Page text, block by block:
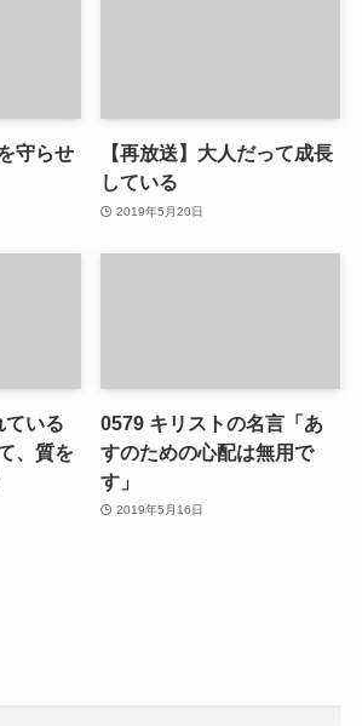
守らせ
【再放送】大人だって成長
している
2019年5月20日
ている
、質を
0579 キリストの名言「あ
すのための心配は無用で
す」
2019年5月16日